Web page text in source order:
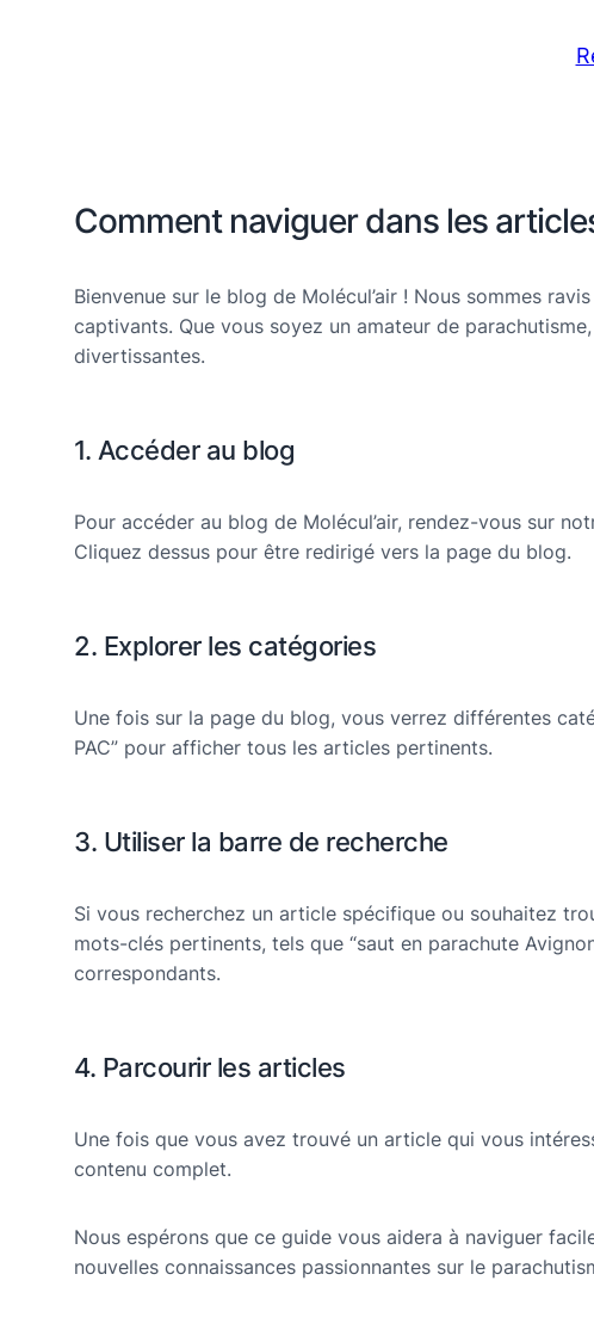
Comment naviguer dans les
Bienvenue sur le blog de Molécul’air ! Nous sommes
captivants. Que vous soyez un amateur de
divertissantes.
1. Accéder au blog
Pour accéder au blog de Molécul’air, rendez-vous sur
Cliquez dessus pour être redirigé vers la page du blog.
2. Explorer les catégories
Une fois sur la page du blog, vous verrez différentes
PAC” pour afficher tous les articles pertinents.
3. Utiliser la barre de recherche
Si vous recherchez un article spécifique ou souhaitez
mots-clés pertinents, tels que “saut en parachute
correspondants.
4. Parcourir les articles
Une fois que vous avez trouvé un article qui vous
contenu complet.
Nous espérons que ce guide vous aidera à naviguer
nouvelles connaissances passionnantes sur le